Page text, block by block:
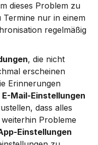
dieses Problem zu
Termine nur in einem
regelmäßig
, die nicht
erscheinen
Erinnerungen
E-Mail-Einstellungen
dass alles
Probleme
Einstellungen